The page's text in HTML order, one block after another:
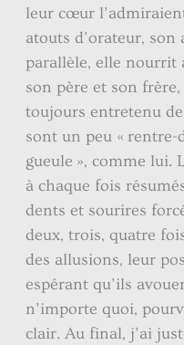
leur cœur
atouts d’orateur,
parallèle, elle nourrit
son père et son
toujours entretenu
sont un peu « rentre-
gueule », comme lui.
à chaque fois
dents et sourires
deux, trois, quatre
des allusions, leur
espérant qu’ils
n’importe quoi,
clair. Au final, j’ai